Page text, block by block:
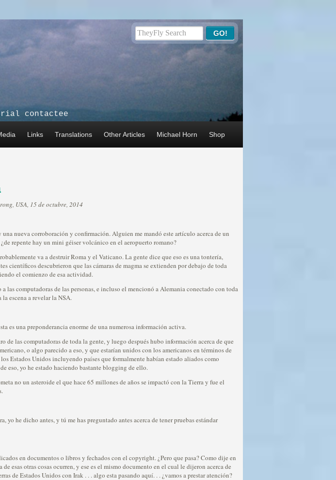
contactee
Links Translations Other Articles Michael Horn Shop
USA, 15 de octubre, 2014
nueva corroboración y confirmación. Alguien me mandó este artículo acerca de un
repente hay un mini géiser volcánico en el aeropuerto romano?
va a destruir Roma y el Vaticano. La gente dice que eso es una tontería,
científicos descubrieron que las cámaras de magma se extienden por debajo de toda
el comienzo de esa actividad.
las computadoras de las personas, e incluso el mencionó a Alemania conectado con toda
escena a revelar la NSA.
es una preponderancia enorme de una numerosa información activa.
las computadoras de toda la gente, y luego después hubo información acerca de que
o algo parecido a eso, y que estarían unidos con los americanos en términos de
Estados Unidos incluyendo países que formalmente habían estado aliados como
eso, yo he estado haciendo bastante blogging de ello.
no un asteroide el que hace 65 millones de años se impactó con la Tierra y fue el
he dicho antes, y tú me has preguntado antes acerca de tener pruebas estándar
en documentos o libros y fechados con el copyright. ¿Pero que pasa? Como dije en
esas otras cosas ocurren, y ese es el mismo documento en el cual le dijeron acerca de
de Estados Unidos con Irak . . . algo esta pasando aquí. . . ¿vamos a prestar atención?